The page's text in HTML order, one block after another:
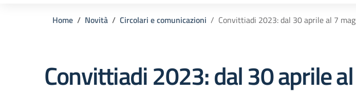
Home Novità Circolari e comunicazioni Convittiadi 2023: dal 30 aprile al 7
Convittiadi 2023: dal 30 aprile